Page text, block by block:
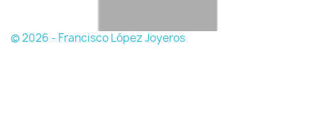
© 2026 - Francisco López Joyeros